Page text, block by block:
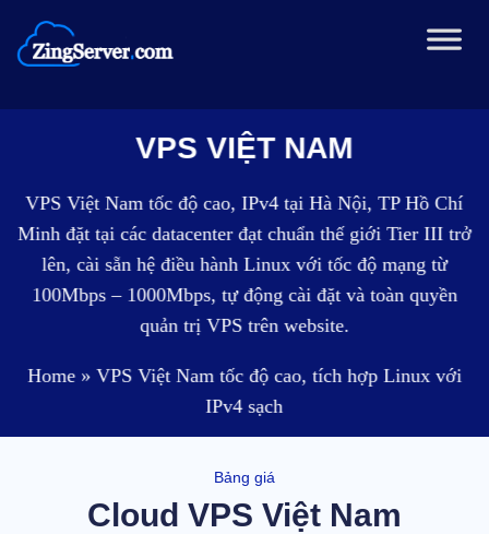
đến
nội
VPS VIỆT NAM
VPS Việt Nam tốc độ cao, IPv4 tại Hà Nội, TP Hồ Chí
Minh đặt tại các datacenter đạt chuẩn thế giới Tier III trở
lên, cài sẵn hệ điều hành Linux với tốc độ mạng từ
100Mbps – 1000Mbps, tự động cài đặt và toàn quyền
quản trị VPS trên website.
Home » VPS Việt Nam tốc độ cao, tích hợp Linux với
IPv4 sạch
Bảng giá
Cloud VPS Việt Nam